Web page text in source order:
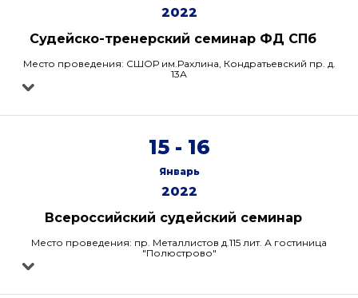
2022
Судейско-тренерский семинар ФД СПб
Место проведения: СШОР им.Рахлина, Кондратьевский пр. д.
13А
15 - 16
Январь
2022
Всероссийский судейский семинар
Место проведения: пр. Металлистов д.115 лит. А гостиница
"Полюстрово"